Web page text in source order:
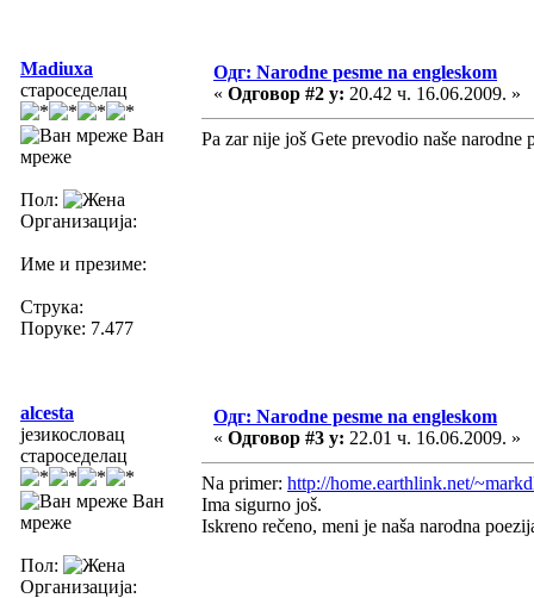
Madiuxa
староседелац
Ван
мреже
Пол:
Организација:
Име и презиме:
Струка:
Поруке: 7.477
Одг: Narodne pesme na engleskom
« Одговор #2 у: 20.42 ч. 16.06.2009. »
Pa zar nije još Gete prevodio naše
alcesta
језикословац
староседелац
Ван
мреже
Пол:
Организација:
Одг: Narodne pesme na engleskom
« Одговор #3 у: 22.01 ч. 16.06.2009. »
Na primer: http://home.earthlink.net/
Ima sigurno još.
Iskreno rečeno, meni je naša narodna